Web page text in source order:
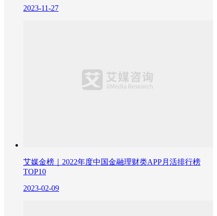
2023-11-27
艾媒金榜｜2022年度中国金融理财类APP月活排行榜
TOP10
2023-02-09